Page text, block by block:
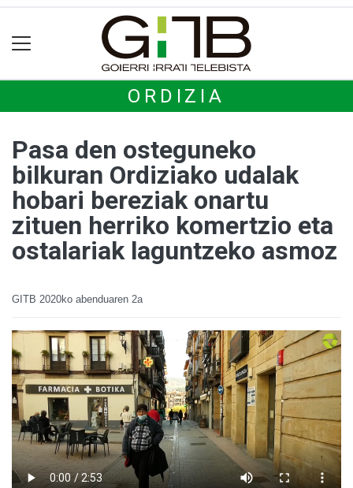
ORDIZIA
Pasa den osteguneko
bilkuran Ordiziako udalak
hobari bereziak onartu
zituen herriko komertzio eta
ostalariak laguntzeko asmoz
GITB 2020ko abenduaren 2a